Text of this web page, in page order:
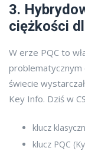
3.
ciężkości
W erze PQC to
problematycznym
świecie
Key Info. Dziś w
klucz
klucz PQC